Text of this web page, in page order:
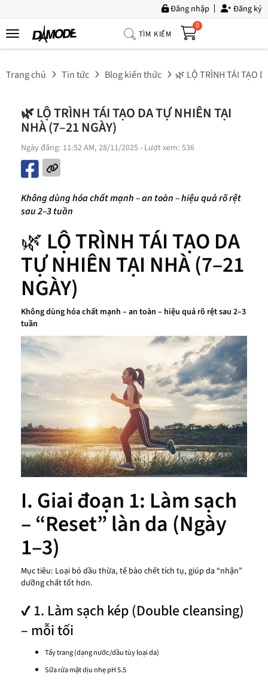
Đăng nhập Đăng ký
TÌM KIẾM
0
Trang
Phẩm
Trang chủ Tin tức Blog kiến thức 🌿 LỘ TRÌNH TÁI TẠO
🌿 LỘ TRÌNH TÁI TẠO DA TỰ NHIÊN TẠI
NHÀ (7–21 NGÀY)
Ngày đăng: 11:52 AM, 28/11/2025- Lượt xem: 536
Không dùng hóa chất mạnh – an toàn – hiệu quả rõ rệt
sau 2–3 tuần
🌿 LỘ TRÌNH TÁI TẠO DA
TỰ NHIÊN TẠI NHÀ (7–21
NGÀY)
Không dùng hóa chất mạnh – an toàn – hiệu quả rõ rệt sau 2–3
tuần
I. Giai đoạn 1: Làm sạch
– “Reset” làn da (Ngày
1–3)
Mục tiêu: Loại bỏ dầu thừa, tế bào chết tích tụ, giúp da “nhận”
dưỡng chất tốt hơn.
✔ 1. Làm sạch kép (Double cleansing)
– mỗi tối
Tẩy trang (dạng nước/dầu tùy loại da)
Sữa rửa mặt dịu nhẹ pH 5.5